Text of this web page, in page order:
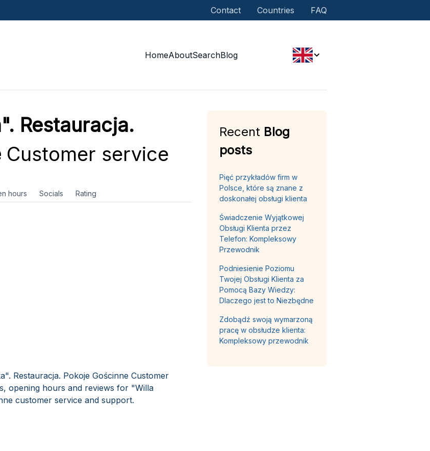
Contact Countries FAQ
HomeAboutSearchBlog
Restauracja.
Customer service
hours Socials Rating
Restauracja. Pokoje Gościnne Customer
opening hours and reviews for "Willa
customer service and support.
Recent Blog
posts
Pięć przykładów firm w
Polsce, które są znane z
doskonałej obsługi klienta
Świadczenie Wyjątkowej
Obsługi Klienta przez
Telefon: Kompleksowy
Przewodnik
Podniesienie Poziomu
Twojej Obsługi Klienta za
Pomocą Bazy Wiedzy:
Dlaczego jest to Niezbędne
Zdobądź swoją wymarzoną
pracę w obsłudze klienta:
Kompleksowy przewodnik